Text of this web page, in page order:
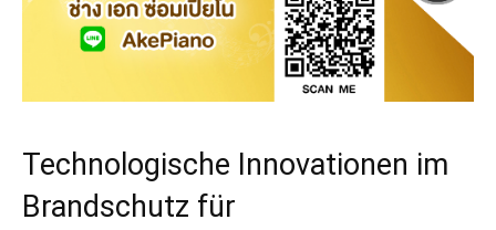
Technologische Innovationen im
Brandschutz für